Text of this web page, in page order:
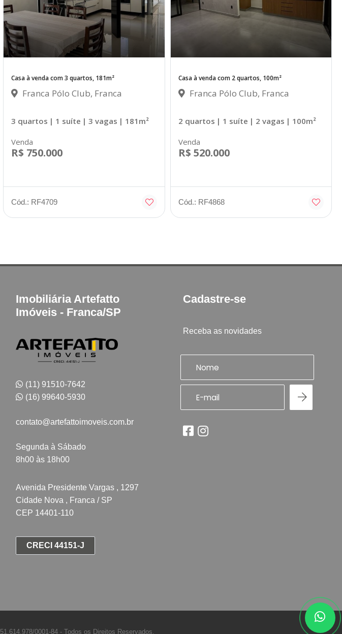
Casa à venda com 3 quartos, 181m²
Franca Pólo Club, Franca
3 quartos | 1 suíte | 3 vagas | 181m²
Venda
R$ 750.000
Cód.: RF4709
Casa à venda com 2 quartos, 100m²
Franca Pólo Club, Franca
2 quartos | 1 suíte | 2 vagas | 100m²
Venda
R$ 520.000
Cód.: RF4868
Imobiliária Artefatto
Imóveis - Franca/SP
(11) 91510-7642
(16) 99640-5930
contato@artefattoimoveis.com.br
Segunda à Sábado
8h00 às 18h00
Avenida Presidente Vargas , 1297
Cidade Nova , Franca / SP
CEP 14401-110
CRECI 44151-J
Cadastre-se
Receba as novidades
51.614.978/0001-84 - Todos os Direitos Reservados.